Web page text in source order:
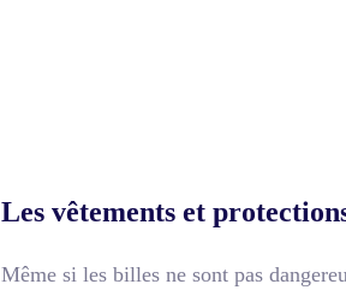
Les vêtements et
Même si les billes ne sont pas